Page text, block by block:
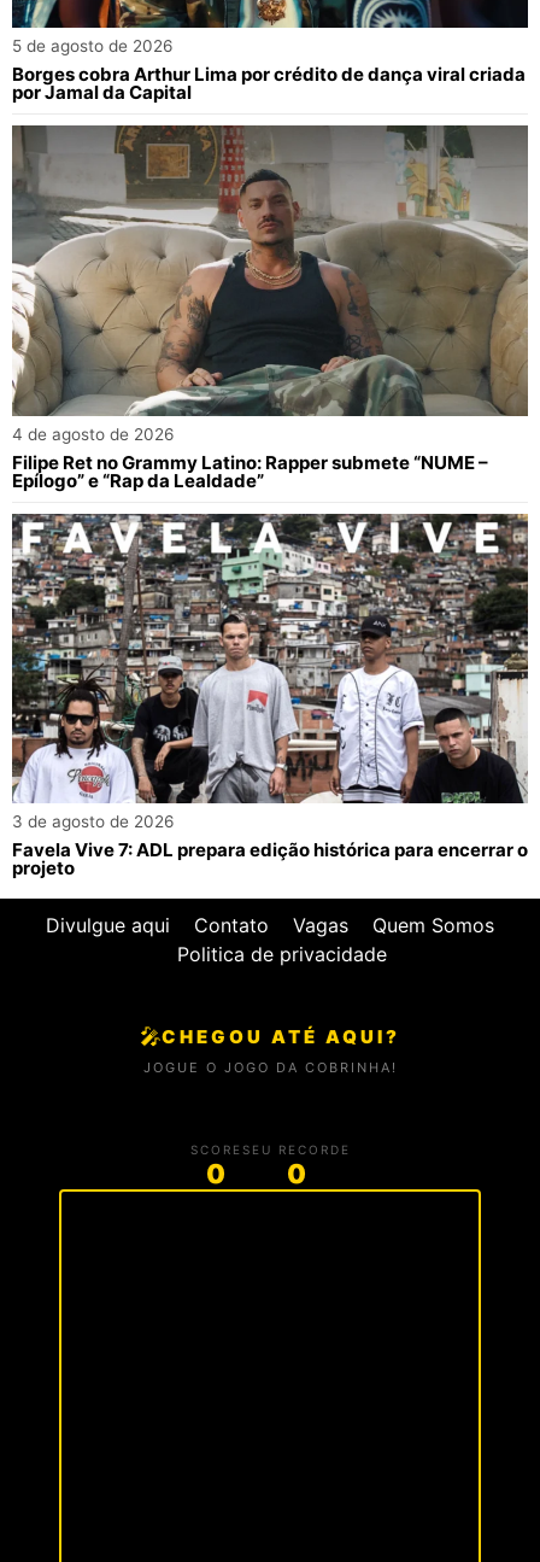
5 de agosto de 2026
Borges cobra Arthur Lima por crédito de dança viral criada
por Jamal da Capital
4 de agosto de 2026
Filipe Ret no Grammy Latino: Rapper submete “NUME –
Epílogo” e “Rap da Lealdade”
3 de agosto de 2026
Favela Vive 7: ADL prepara edição histórica para encerrar o
projeto
Divulgue aqui Contato Vagas
Quem Somos
Politica de privacidade
🎤CHEGOU ATÉ AQUI?
JOGUE O JOGO DA COBRINHA!
SCORE
0
SEU RECORDE
0